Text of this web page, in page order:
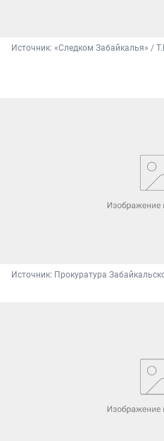
Источник: «Следком Забайкалья» /
Источник: Прокуратура